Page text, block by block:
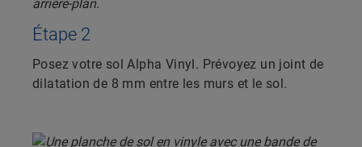
Étape 2
Posez votre sol Alpha Vinyl. Prévoyez un joint de
dilatation de 8 mm entre les murs et le sol.